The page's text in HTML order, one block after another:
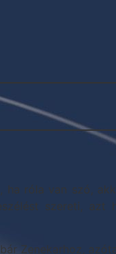
ha róla van szó,
szereti, azt
Zenekarhoz,